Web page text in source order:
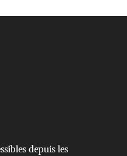
depuis les